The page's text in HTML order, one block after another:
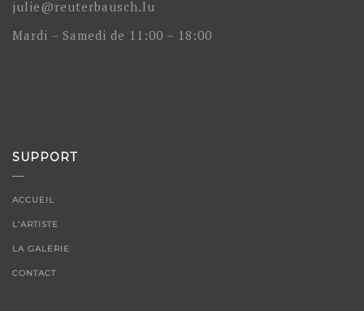
julie@reuterbausch.lu
Mardi – Samedi de 11:00 – 18:00
SUPPORT
ACCUEIL
L’ARTISTE
LA GALERIE
CONTACT